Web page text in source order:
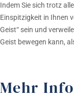
Indem Sie sich trotz
Einspitzigkeit in Ihnen
Geist“ sein und
Geist bewegen kann,
Mehr